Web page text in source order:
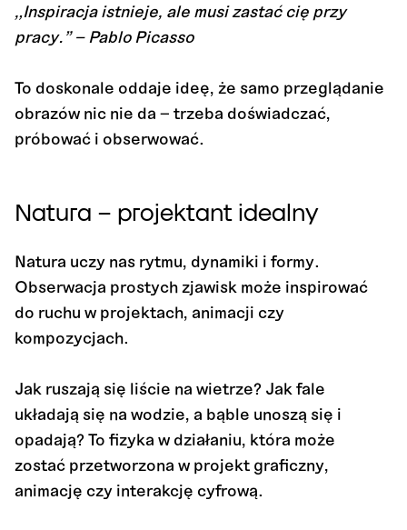
„Inspiracja istnieje, ale musi zastać cię przy
pracy.” – Pablo Picasso
To doskonale oddaje ideę, że samo przeglądanie
obrazów nic nie da – trzeba doświadczać,
próbować i obserwować.
Natura – projektant idealny
Natura uczy nas rytmu, dynamiki i formy.
Obserwacja prostych zjawisk może inspirować
do ruchu w projektach, animacji czy
kompozycjach.
Jak ruszają się liście na wietrze? Jak fale
układają się na wodzie, a bąble unoszą się i
opadają? To fizyka w działaniu, która może
zostać przetworzona w projekt graficzny,
animację czy interakcję cyfrową.